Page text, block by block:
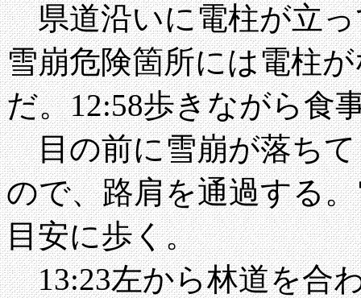
県道沿いに電柱が立っ
雪崩危険箇所には電柱
だ。12:58歩きながら食
目の前に雪崩が落ちて
ので、路肩を通過する
目安に歩く。
13:23左から林道を合